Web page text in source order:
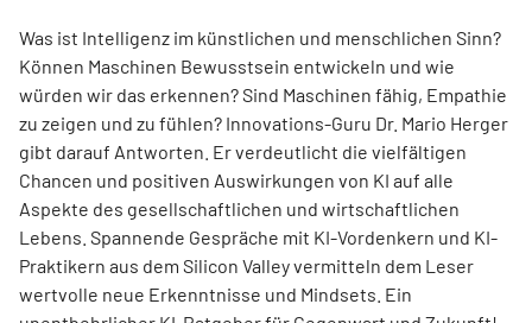
Was ist Intelligenz im künstlichen und menschlichen Sinn?
Können Maschinen Bewusstsein entwickeln und wie
würden wir das erkennen? Sind Maschinen fähig, Empathie
zu zeigen und zu fühlen? Innovations-Guru Dr. Mario Herger
gibt darauf Antworten. Er verdeutlicht die viel­fältigen
Chancen und positiven Auswirkungen von KI auf alle
Aspekte des gesellschaftlichen und wirtschaftlichen
Lebens. Spannende Gespräche mit KI-Vordenkern und KI-
Praktikern aus dem Silicon Valley vermitteln dem Leser
wertvolle neue Erkenntnisse und Mindsets. Ein